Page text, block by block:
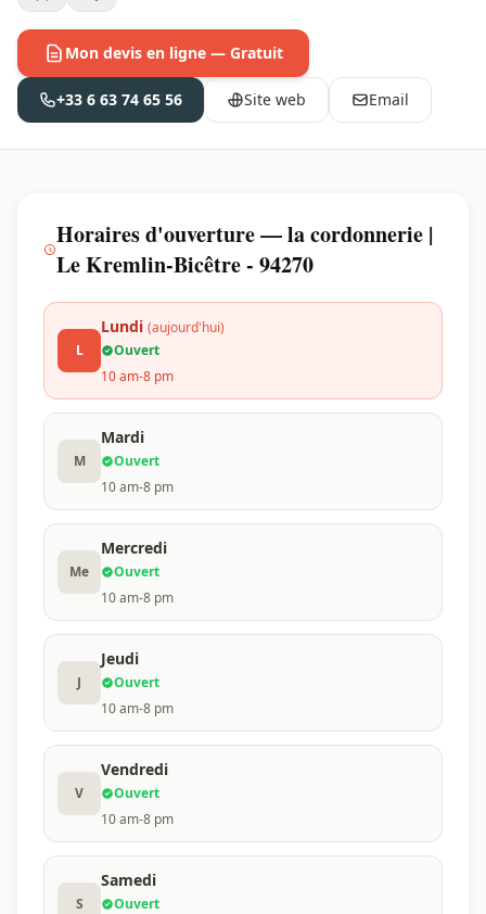
Mon devis en ligne — Gratuit
+33 6 63 74 65 56 Site web Email
Horaires d'ouverture — la cordonnerie |
Le Kremlin-Bicêtre - 94270
L
Lundi (aujourd'hui)
Ouvert
10 am-8 pm
M
Mardi
Ouvert
10 am-8 pm
Me
Mercredi
Ouvert
10 am-8 pm
J
Jeudi
Ouvert
10 am-8 pm
V
Vendredi
Ouvert
10 am-8 pm
S
Samedi
Ouvert